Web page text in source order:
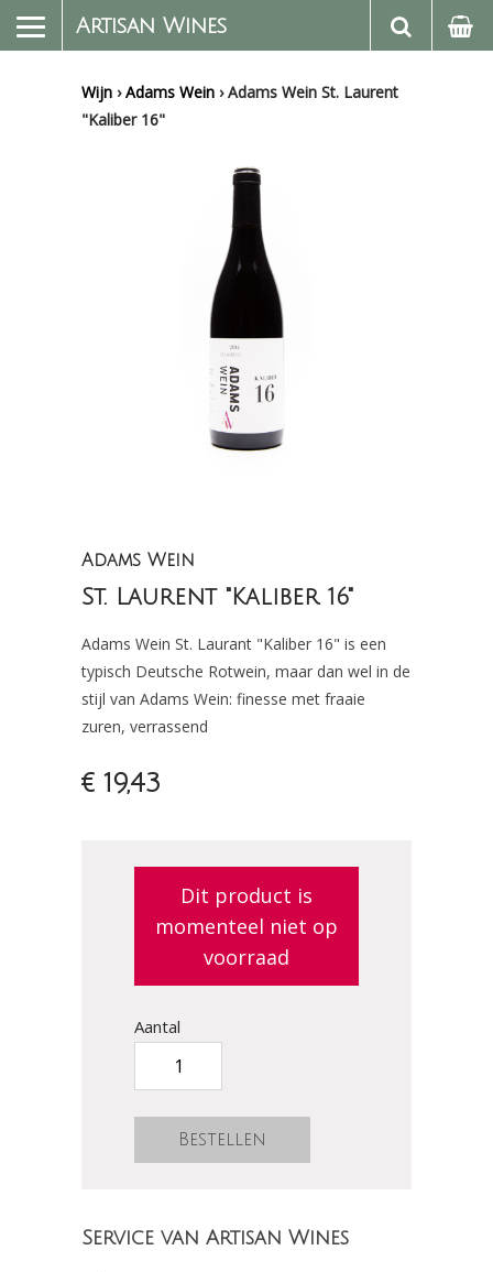
Artisan Wines
Wijn ›Adams Wein ›Adams Wein St. Laurent
"Kaliber 16"
Adams Wein
St. Laurent "Kaliber 16"
Adams Wein St. Laurant "Kaliber 16" is een
typisch Deutsche Rotwein, maar dan wel in de
stijl van Adams Wein: finesse met fraaie
zuren, verrassend
€ 19,43
Dit product is
momenteel niet op
voorraad
Aantal
Service van Artisan Wines